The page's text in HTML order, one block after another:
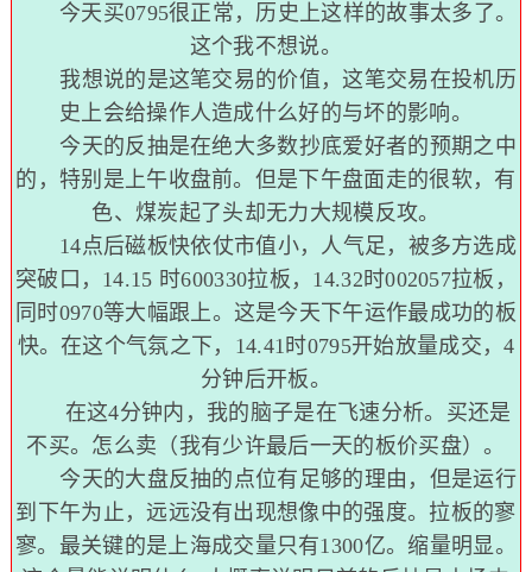
今天买0795很正常，历史上这样的故事太多了。
这个我不想说。
我想说的是这笔交易的价值，这笔交易在投机历
史上会给操作人造成什么好的与坏的影响。
今天的反抽是在绝大多数抄底爱好者的预期之中
的，特别是上午收盘前。但是下午盘面走的很软，有
色、煤炭起了头却无力大规模反攻。
14点后磁板快依仗市值小，人气足，被多方选成
突破口，14.15 时600330拉板，14.32时002057拉板，
同时0970等大幅跟上。这是今天下午运作最成功的板
快。在这个气氛之下，14.41时0795开始放量成交，4
分钟后开板。
在这4分钟内，我的脑子是在飞速分析。买还是
不买。怎么卖（我有少许最后一天的板价买盘）。
今天的大盘反抽的点位有足够的理由，但是运行
到下午为止，远远没有出现想像中的强度。拉板的寥
寥。最关键的是上海成交量只有1300亿。缩量明显。